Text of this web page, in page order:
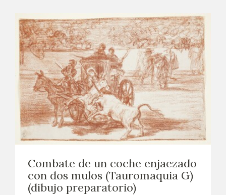
Combate de un coche enjaezado
con dos mulos (Tauromaquia G)
(dibujo preparatorio)